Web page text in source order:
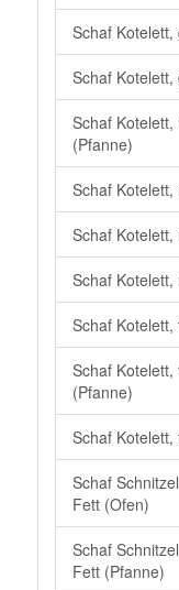
Schaf
Schaf Kotelett,
Schaf
(Pfanne)
Schaf
Schaf
Schaf Kotelett,
Schaf
Schaf
(Pfanne)
Schaf
Schaf
Fett (Ofen)
Schaf
Fett (Pfanne)